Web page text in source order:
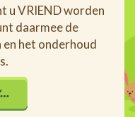
u VRIEND worden
daarmee de
het onderhoud